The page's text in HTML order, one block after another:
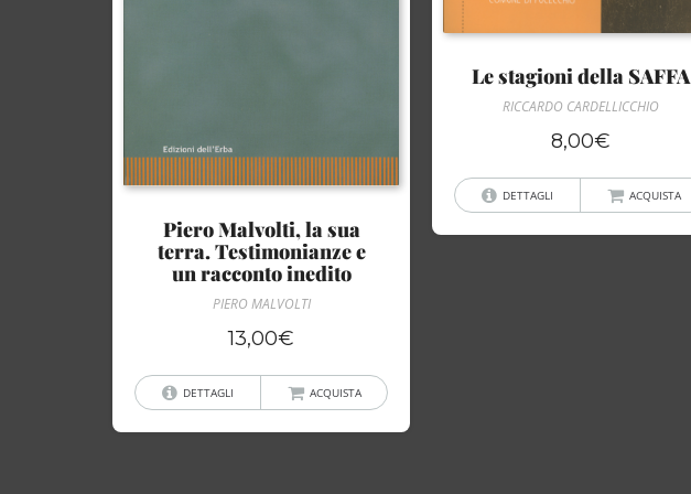
Piero Malvolti, la sua
terra. Testimonianze e
un racconto inedito
PIERO MALVOLTI
13,00€
DETTAGLI ACQUISTA
Le stagioni della SAFFA
RICCARDO CARDELLICCHIO
8,00€
DETTAGLI ACQUISTA